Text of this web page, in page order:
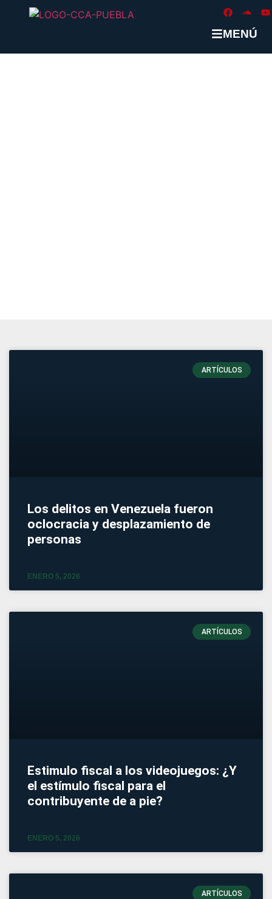
MENÚ
ARTÍCULOS
Los delitos en Venezuela fueron
oclocracia y desplazamiento de
personas
ENERO 5, 2026
ARTÍCULOS
Estimulo fiscal a los videojuegos: ¿Y
el estímulo fiscal para el
contribuyente de a pie?
ENERO 5, 2026
ARTÍCULOS